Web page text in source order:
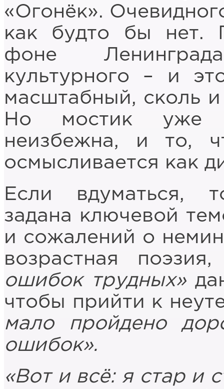
«Огонёк».
как будто бы нет.
фоне
культурного – и
масштабный, сколь и
Но мостик уже
неизбежна, и то,
осмысливается как
Если вдуматься,
задана ключевой
и сожалений о
возрастная
ошибок трудных»
чтобы прийти к
мало пройдено
ошибок».
«Вот и всё: я стар и